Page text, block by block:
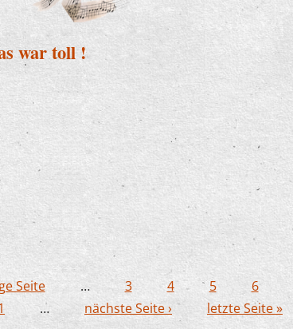
war toll !
- das war toll !
Seite … 3 4 5 6
… nächste Seite › letzte Seite »